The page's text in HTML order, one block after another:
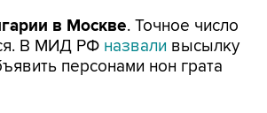
в Москве. Точное число
В МИД РФ назвали высылку
персонами нон грата